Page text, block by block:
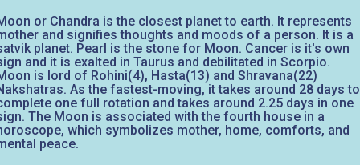
or Chandra is the closest planet to earth. It represents
and signifies thoughts and moods of a person. It is a
planet. Pearl is the stone for Moon. Cancer is it's own
and it is exalted in Taurus and debilitated in Scorpio.
is lord of Rohini(4), Hasta(13) and Shravana(22)
As the fastest-moving, it takes around 28 days to
one full rotation and takes around 2.25 days in one
The Moon is associated with the fourth house in a
which symbolizes mother, home, comforts, and
peace.